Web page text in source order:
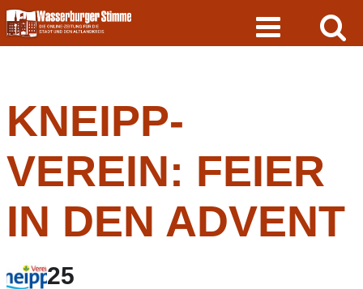
Skip
to
content
KNEIPP-
VEREIN: FEIER
IN DEN ADVENT
25